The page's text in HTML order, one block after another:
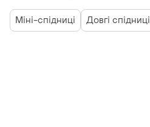
Міні-спідниці Довгі спідниці